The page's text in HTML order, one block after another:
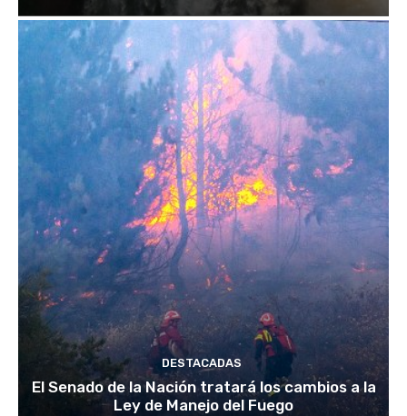
DESTACADAS
El Senado de la Nación tratará los cambios a la
Ley de Manejo del Fuego